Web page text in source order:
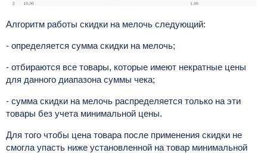
Алгоритм работы скидки на мелочь следующий:
- определяется сумма скидки на мелочь;
- отбираются все товары, которые имеют некратные цены
для данного диапазона суммы чека;
- сумма скидки на мелочь распределяется только на эти
товары без учета минимальной цены.
Для того чтобы цена товара после применения скидки не
смогла упасть ниже установленной на товар минимальной